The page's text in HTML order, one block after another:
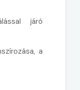
járó
a